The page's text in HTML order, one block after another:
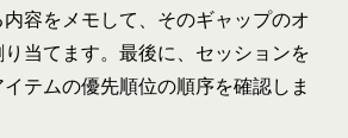
容をメモして、そのギャップのオ
当てます。最後に、セッションを
テムの優先順位の順序を確認しま